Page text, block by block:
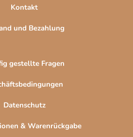
s
e
Kontakt
und Bezahlung
gestellte Fragen
Datenschutz
& Warenrückgabe